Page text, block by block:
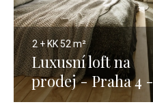
2 + KK52 m²
Luxusní loft na
prodej - Praha 4 -
52m